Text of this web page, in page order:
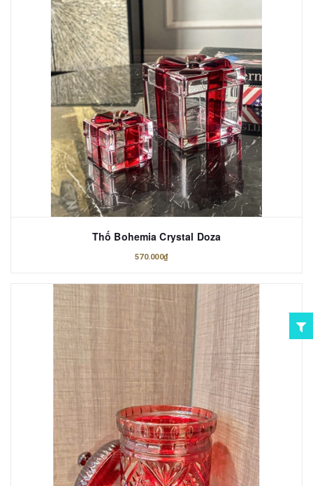
Thố Bohemia Crystal Doza
570.000₫